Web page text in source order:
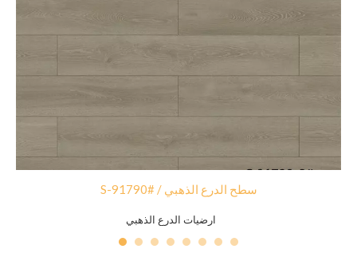
S-91790# / سطح الدرع الذهبي
ارضيات الدرع الذهبي